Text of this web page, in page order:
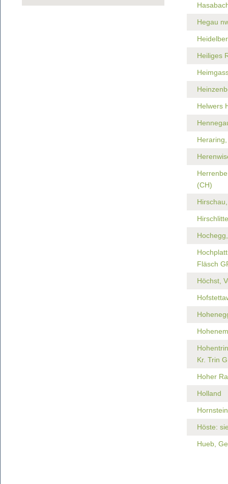
Hegau
Heiliges
Helwers
(CH)
Fläsch
Höchst,
Kr. Trin
Hoher
Holland
Höste:
Hueb,